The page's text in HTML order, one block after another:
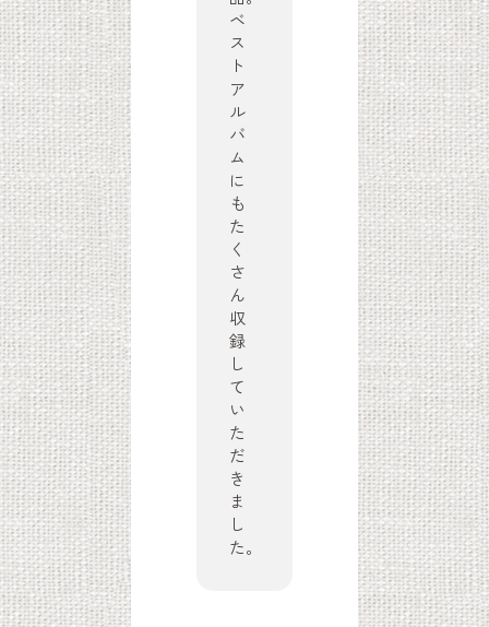
ベ
ス
ト
ア
ル
バ
ム
に
も
た
く
さ
ん
収
録
し
て
い
た
だ
き
ま
し
た。